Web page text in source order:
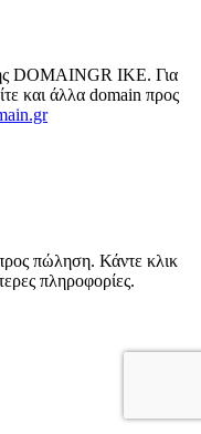
DOMAINGR ΙΚΕ. Για
και άλλα domain προς
πώληση. Κάντε κλικ
πληροφορίες.